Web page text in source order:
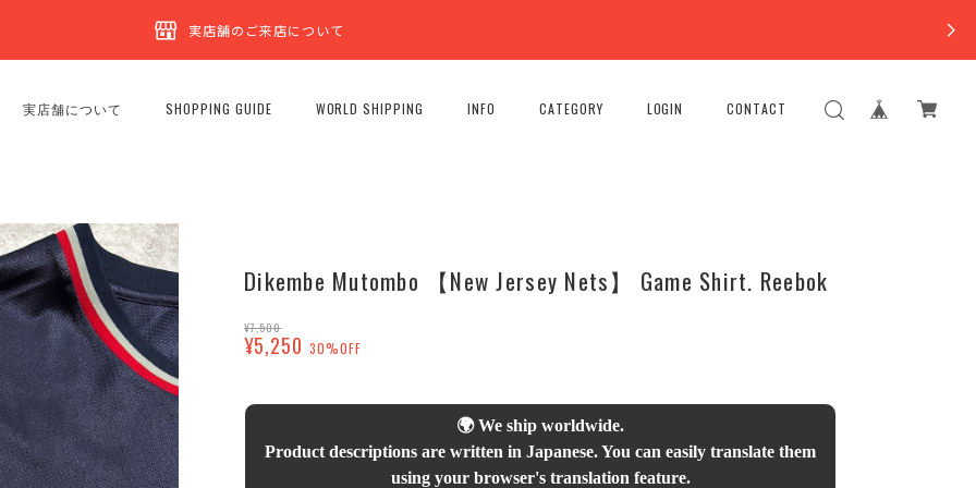
実店舗のご来店について
実店舗について SHOPPING GUIDE WORLD SHIPPING INFO CATEGORY LOGIN CONTACT
Dikembe Mutombo 【New Jersey Nets】 Game Shirt. Reebok
¥7,500
¥5,250 30%OFF
🌍 We ship worldwide.
Product descriptions are written in Japanese. You can easily translate them
using your browser's translation feature.